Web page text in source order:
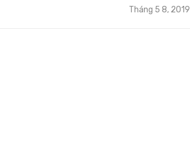
Posted
Tháng 5 8, 2019